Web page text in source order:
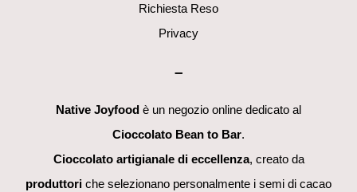
Richiesta Reso
Privacy
–
Native Joyfood è un negozio online dedicato al
Cioccolato Bean to Bar.
Cioccolato artigianale di eccellenza, creato da
produttori che selezionano personalmente i semi di cacao